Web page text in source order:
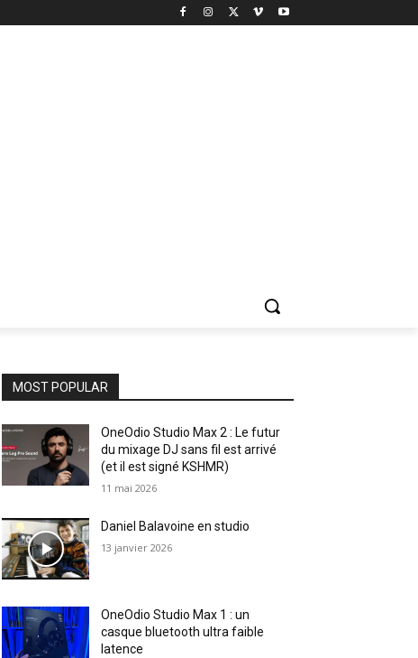
MOST POPULAR
OneOdio Studio Max 2 : Le futur
du mixage DJ sans fil est arrivé
(et il est signé KSHMR)
11 mai 2026
Daniel Balavoine en studio
13 janvier 2026
OneOdio Studio Max 1 : un
casque bluetooth ultra faible
latence